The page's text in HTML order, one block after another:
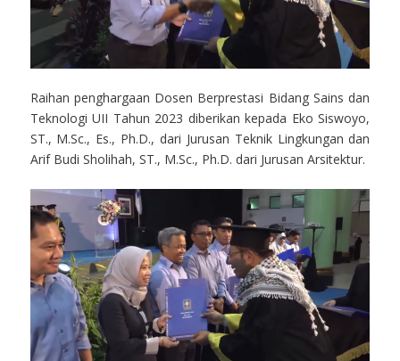
Raihan penghargaan Dosen Berprestasi Bidang Sains dan
Teknologi UII Tahun 2023 diberikan kepada Eko Siswoyo,
ST., M.Sc., Es., Ph.D., dari Jurusan Teknik Lingkungan dan
Arif Budi Sholihah, ST., M.Sc., Ph.D. dari Jurusan Arsitektur.